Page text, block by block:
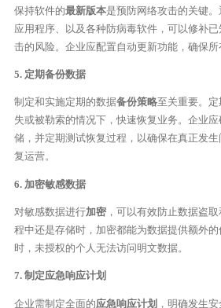
保持软件的最新版本是预防网络攻击的关键。
应用程序、以及各种防病毒软件，可以修补
击的风险。企业应配置自动更新功能，确保所
5. 定期备份数据
制定和实施定期的数据备份策略至关重要。
失或被勒索的情况下，快速恢复业务。企业
储，并定期测试恢复过程，以确保在真正发
复运营。
6. 加密敏感数据
对敏感数据进行加密，可以有效防止数据盗
程中还是存储时，加密都能为数据提供额外
时，未授权的个人无法访问明文数据。
7. 制定应急响应计划
企业需制定全面的应急响应计划 ，明确发生